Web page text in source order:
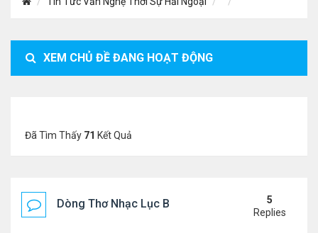
XEM CHỦ ĐỀ ĐANG HOẠT ĐỘNG
Đã Tìm Thấy 71 Kết Quả
Dòng Thơ Nhạc Lục Bát Trích Đoạn - Gõ Google:
5
Replies